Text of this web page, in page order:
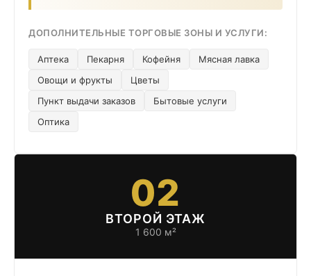
ДОПОЛНИТЕЛЬНЫЕ ТОРГОВЫЕ ЗОНЫ И УСЛУГИ:
Аптека Пекарня Кофейня
Мясная лавка
Овощи и фрукты
Цветы
Пункт выдачи заказов
Бытовые услуги
Оптика
02
ВТОРОЙ ЭТАЖ
1 600 м²